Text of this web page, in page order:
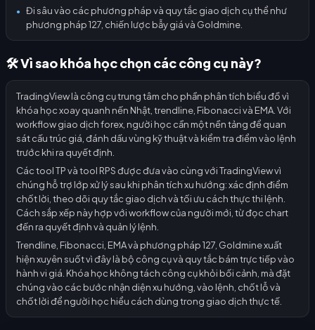
●
Đi sâu vào các phương pháp và quy tắc giao dịch cụ thể như
phương pháp 127, chiến lược bẫy giá và Goldmine.
🛠️ Vì sao khóa học chọn các công cụ này?
TradingView là công cụ trung tâm cho phần phân tích biểu đồ vì
khóa học xoay quanh nến Nhật, trendline, Fibonacci và EMA. Với
workflow giao dịch forex, người học cần một nền tảng để quan
sát cấu trúc giá, đánh dấu vùng kỹ thuật và kiểm tra điểm vào lệnh
trước khi ra quyết định.
Các tool TP và tool RPS được đưa vào cùng với TradingView vì
chúng hỗ trợ lớp xử lý sau khi phân tích xu hướng: xác định điểm
chốt lời, theo dõi quy tắc giao dịch và tối ưu cách thực thi lệnh.
Cách sắp xếp này hợp với workflow của người mới, từ đọc chart
đến ra quyết định và quản lý lệnh.
Trendline, Fibonacci, EMA và phương pháp 127, Goldmine xuất
hiện xuyên suốt vì đây là bộ công cụ và quy tắc bám trực tiếp vào
hành vi giá. Khóa học không tách công cụ khỏi bối cảnh, mà đặt
chúng vào các bước nhận diện xu hướng, vào lệnh, chốt lỗ và
chốt lời để người học hiểu cách dùng trong giao dịch thực tế.